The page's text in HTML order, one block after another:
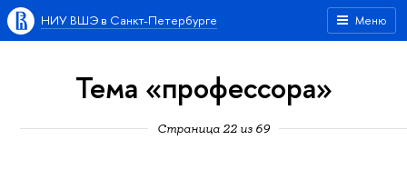
Меню
НИУ ВШЭ в Санкт-Петербурге
Тема «профессора»
Страница 22 из 69